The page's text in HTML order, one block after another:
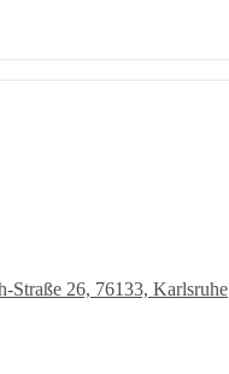
26, 76133, Karlsruhe